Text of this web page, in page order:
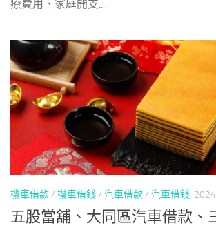
療費用、家庭開支...
機車借款/ 機車借錢/ 汽車借款/ 汽車借錢
五股當舖、大同區汽車借款、